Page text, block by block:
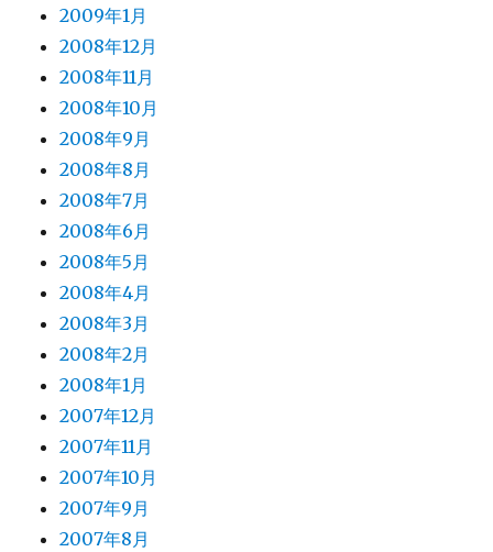
2009年1月
2008年12月
2008年11月
2008年10月
2008年9月
2008年8月
2008年7月
2008年6月
2008年5月
2008年4月
2008年3月
2008年2月
2008年1月
2007年12月
2007年11月
2007年10月
2007年9月
2007年8月